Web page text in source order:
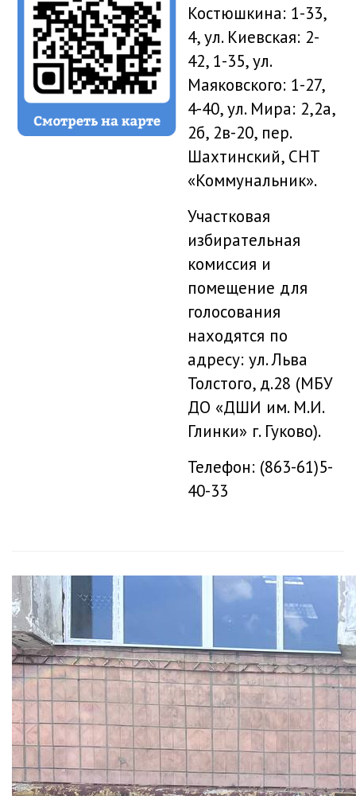
Костюшкина: 1-33,
4, ул. Киевская: 2-
42, 1-35, ул.
Маяковского: 1-27,
4-40, ул. Мира: 2,2а,
2б, 2в-20, пер.
Шахтинский, СНТ
«Коммунальник».
Участковая
избирательная
комиссия и
помещение для
голосования
находятся по
адресу: ул. Льва
Толстого, д.28 (МБУ
ДО «ДШИ им. М.И.
Глинки» г. Гуково).
Телефон: (863-61)5-
40-33